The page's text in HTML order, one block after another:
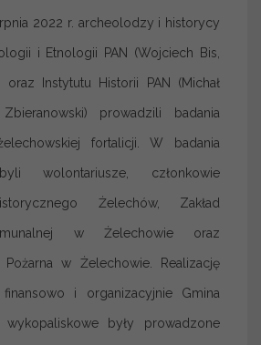
2022 r. archeolodzy i historycy
i Etnologii PAN (Wojciech Bis,
oraz Instytutu Historii PAN (Michał
Zbieranowski) prowadzili badania
fortalicji. W badania
wolontariusze, członkowie
Żelechów, Zakład
w Żelechowie oraz
Pożarna w Żelechowie. Realizację
finansowo i organizacyjnie Gmina
wykopaliskowe były prowadzone